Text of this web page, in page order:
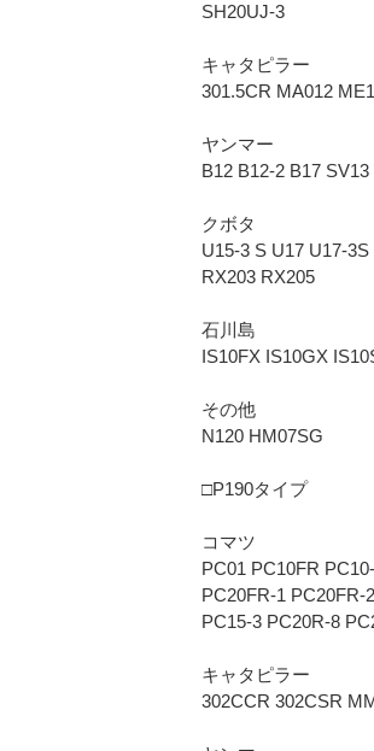
SH20UJ-3
キャタピラー
301.5CR MA012
ヤンマー
B12 B12-2 B17
クボタ
U15-3 S U17 U17-
RX203 RX205
石川島
IS10FX IS10GX
その他
N120 HM07SG
□P190タイプ
コマツ
PC01 PC10FR
PC20FR-1 PC20FR-
PC15-3 PC20R-8
キャタピラー
302CCR 302CSR